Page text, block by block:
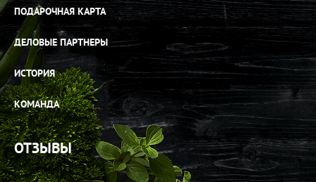
ПОДАРОЧНАЯ КАРТА
ДЕЛОВЫЕ ПАРТНЕРЫ
ИСТОРИЯ
КОМАНДА
ОТЗЫВЫ